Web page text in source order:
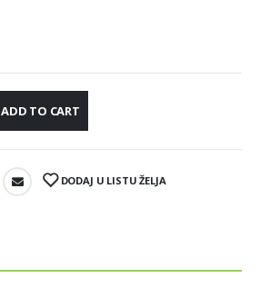
ADD TO CART
DODAJ U LISTU ŽELJA